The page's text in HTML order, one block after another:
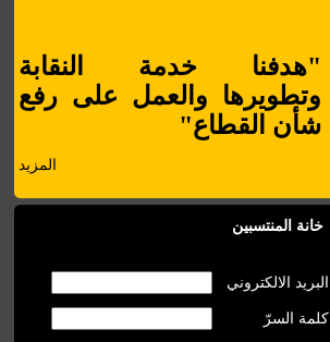
"هدفنا خدمة النقابة
وتطويرها والعمل على رفع
شأن القطاع"
المزيد
خانة المنتسبين
البريد الالكتروني
كلمة السرّ